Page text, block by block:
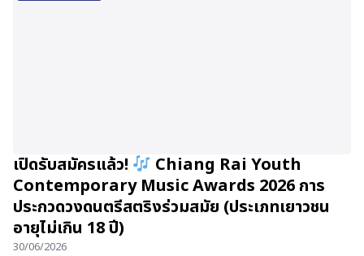
เปิดรับสมัครแล้ว!
Chiang Rai Youth
Contemporary Music Awards 2026 การ
ประกวดวงดนตรีสตริงร่วมสมัย (ประเภทเยาวชน
อายุไม่เกิน 18 ปี)
30/06/2026